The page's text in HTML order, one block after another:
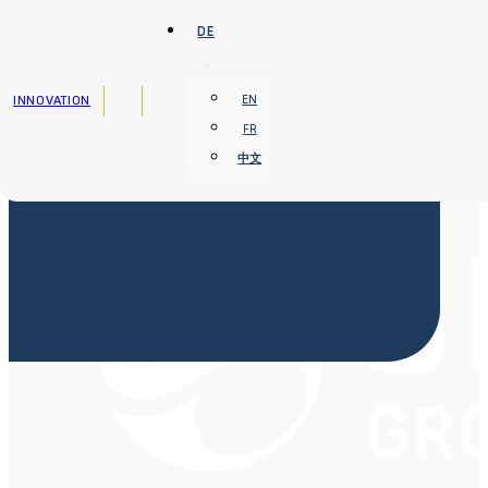
Zum Hauptinhalt springen Zum Footer springen
INNOVATION
DE
EN
FR
中文